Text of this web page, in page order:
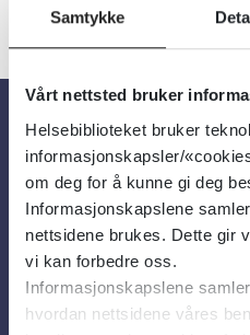
Samtykke
Vårt nettsted bruker
Helsebiblioteket bruker
informasjonskapsler/
om deg for å kunne gi deg
Informasjonskapslene
nettsidene brukes. Dette gir
vi kan forbedre oss.
Informasjonskapslene
hvordan nettsidene våres
Om oss
Om Helsebiblioteket
Personvern og